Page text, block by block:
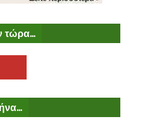
τώρα...